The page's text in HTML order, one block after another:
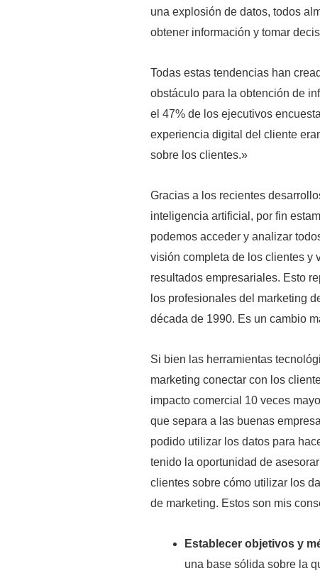
una explosión de datos, todos
obtener información y tomar
Todas estas tendencias han
obstáculo para la obtención de
el 47% de los ejecutivos
experiencia digital del cliente
sobre los clientes.»
Gracias a los recientes
inteligencia artificial, por fin
podemos acceder y analizar
visión completa de los clientes y
resultados empresariales. Esto
los profesionales del marketing
década de 1990. Es un cambio
Si bien las herramientas
marketing conectar con los
impacto comercial 10 veces
que separa a las buenas
podido utilizar los datos para
tenido la oportunidad de
clientes sobre cómo utilizar los
de marketing. Estos son mis
Establecer objetivos y
una base sólida sobre la